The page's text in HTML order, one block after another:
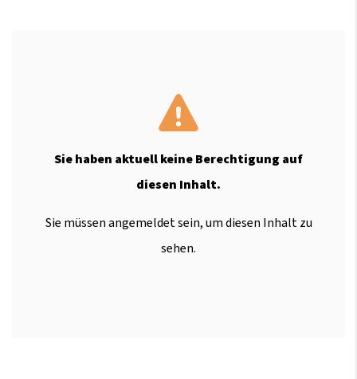
Sie haben aktuell keine Berechtigung auf
diesen Inhalt.
Sie müssen angemeldet sein, um diesen Inhalt zu
sehen.